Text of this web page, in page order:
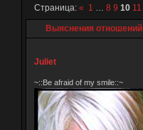
Выяснения отношений
Страница: « 1 … 8 9 10 11
Juliet
~::Be afraid of my smile::~